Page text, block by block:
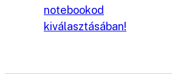
notebookod
kiválasztásában!